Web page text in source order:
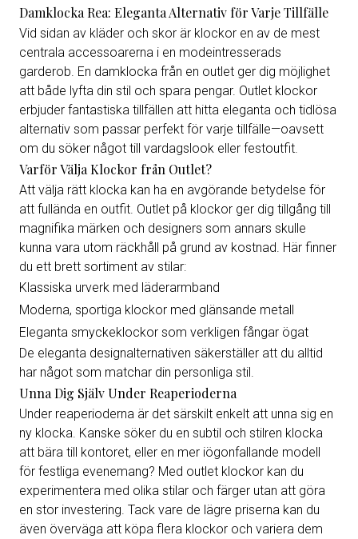
Damklocka Rea: Eleganta Alternativ för Varje Tillfälle
Vid sidan av kläder och skor är klockor en av de mest
centrala accessoarerna i en modeintresserads
garderob. En damklocka från en outlet ger dig möjlighet
att både lyfta din stil och spara pengar. Outlet klockor
erbjuder fantastiska tillfällen att hitta eleganta och tidlösa
alternativ som passar perfekt för varje tillfälle—oavsett
om du söker något till vardagslook eller festoutfit.
Varför Välja Klockor från Outlet?
Att välja rätt klocka kan ha en avgörande betydelse för
att fullända en outfit. Outlet på klockor ger dig tillgång till
magnifika märken och designers som annars skulle
kunna vara utom räckhåll på grund av kostnad. Här finner
du ett brett sortiment av stilar:
Klassiska urverk med läderarmband
Moderna, sportiga klockor med glänsande metall
Eleganta smyckeklockor som verkligen fångar ögat
De eleganta designalternativen säkerställer att du alltid
har något som matchar din personliga stil.
Unna Dig Själv Under Reaperioderna
Under reaperioderna är det särskilt enkelt att unna sig en
ny klocka. Kanske söker du en subtil och stilren klocka
att bära till kontoret, eller en mer iögonfallande modell
för festliga evenemang? Med outlet klockor kan du
experimentera med olika stilar och färger utan att göra
en stor investering. Tack vare de lägre priserna kan du
även överväga att köpa flera klockor och variera dem